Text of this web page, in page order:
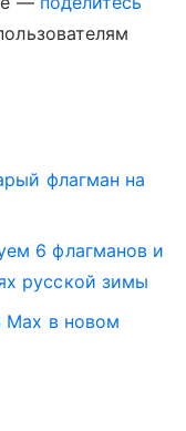
флагман на
6 флагманов и
русской зимы
Max в новом